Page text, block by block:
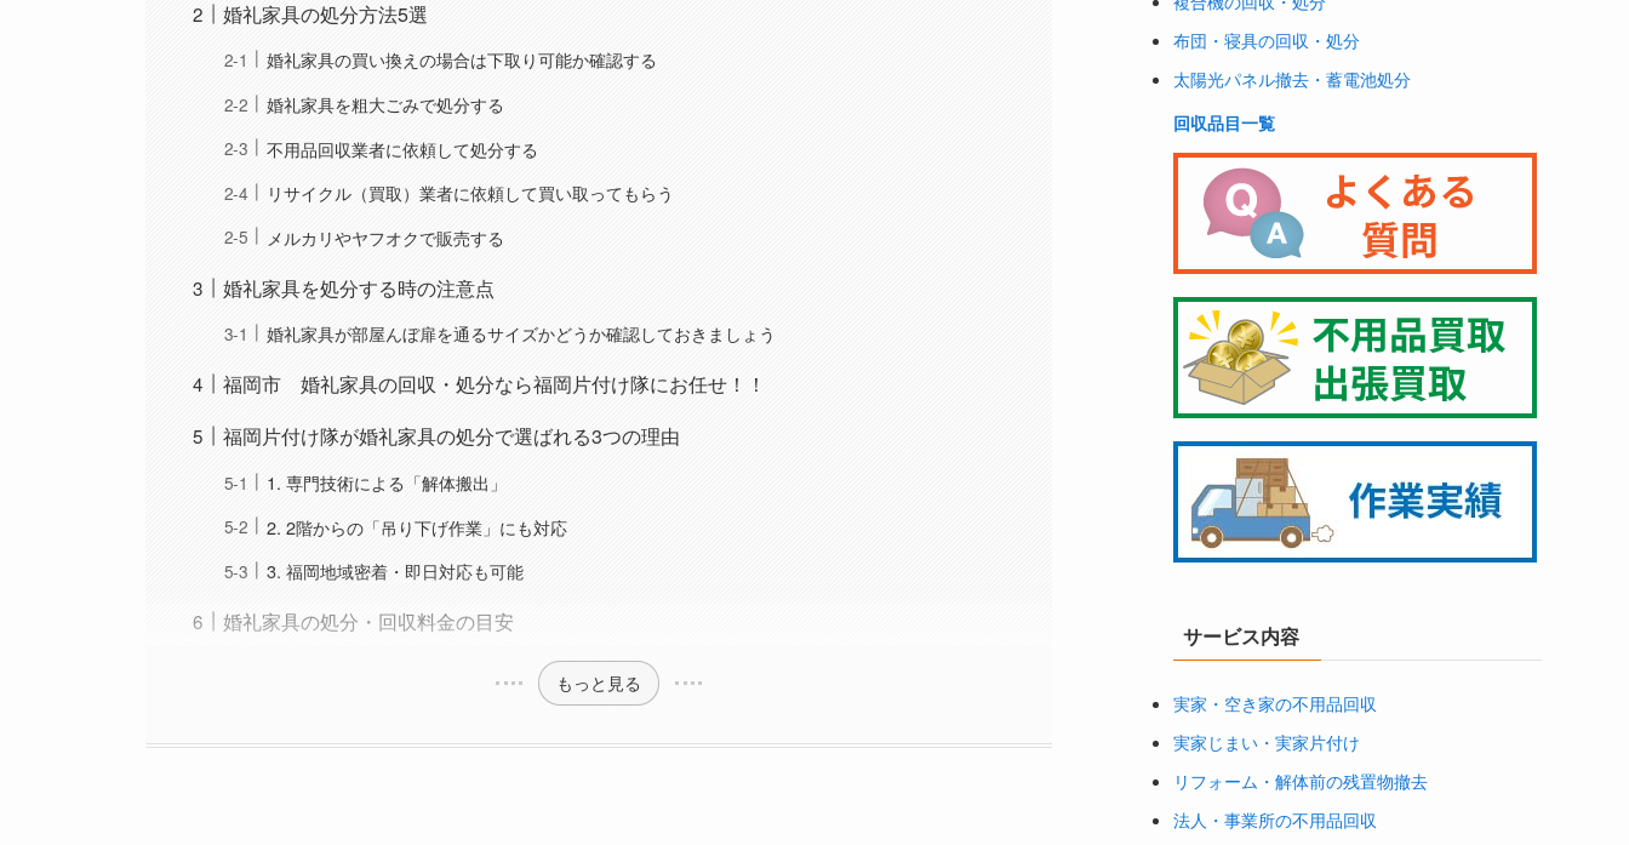
婚礼家具の処分方法5選
婚礼家具の買い換えの場合は下取り可能か確認する
婚礼家具を粗大ごみで処分する
不用品回収業者に依頼して処分する
リサイクル（買取）業者に依頼して買い取ってもらう
メルカリやヤフオクで販売する
婚礼家具を処分する時の注意点
婚礼家具が部屋んぼ扉を通るサイズかどうか確認しておきましょう
福岡市 婚礼家具の回収・処分なら福岡片付け隊にお任せ！！
福岡片付け隊が婚礼家具の処分で選ばれる3つの理由
1. 専門技術による「解体搬出」
2. 2階からの「吊り下げ作業」にも対応
3. 福岡地域密着・即日対応も可能
婚礼家具の処分・回収料金の目安
もっと見る
布団・寝具の回収・処分
太陽光パネル撤去・蓄電池処分
回収品目一覧
サービス内容
実家・空き家の不用品回収
実家じまい・実家片付け
リフォーム・解体前の残置物撤去
法人・事業所の不用品回収